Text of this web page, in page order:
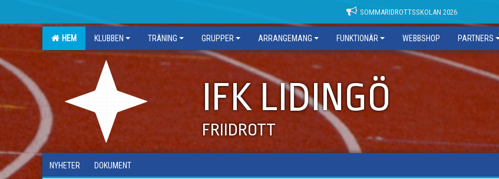
SOMMARIDROTTSSKOLAN 2026
HEM KLUBBEN TRÄNING GRUPPER ARRANGEMANG FUNKTIONÄR WEBBSHOP PARTNERS
IFK LIDINGÖ
FRIIDROTT
NYHETER DOKUMENT